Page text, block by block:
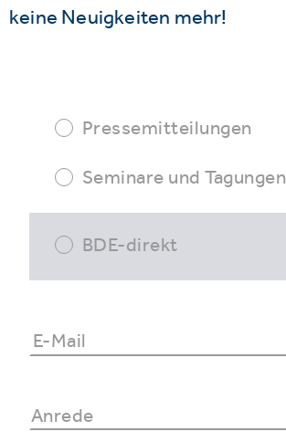
keine Neuigkeiten mehr!
Pressemitteilungen
Seminare und Tagungen
BDE-direkt